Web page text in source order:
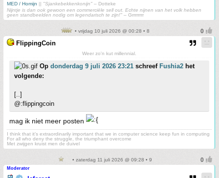
MED / Homijn || "Sjankebekkenkonijn" – Dotteke
Nijntje is dan ook gewoon een commerciële sell out. Echte nijnen van het volk hebben
geen standbeelden nodig om legendarisch te zijn!" – Grrrrrrrr
• vrijdag 10 juli 2026 @ 00:28 • 8
FlippingCoin
Weer zo'n kut millennial.
Op donderdag 9 juli 2026 23:21 schreef Fushia2 het
volgende:
[..]
@:flippingcoin
mag ik niet meer posten
I think that it’s extraordinarily important that we in computer science keep fun in computing
For all who deny the struggle, the triumphant overcome
Met zwijgen kruist men de duivel
• zaterdag 11 juli 2026 @ 09:28 • 9
Moderator